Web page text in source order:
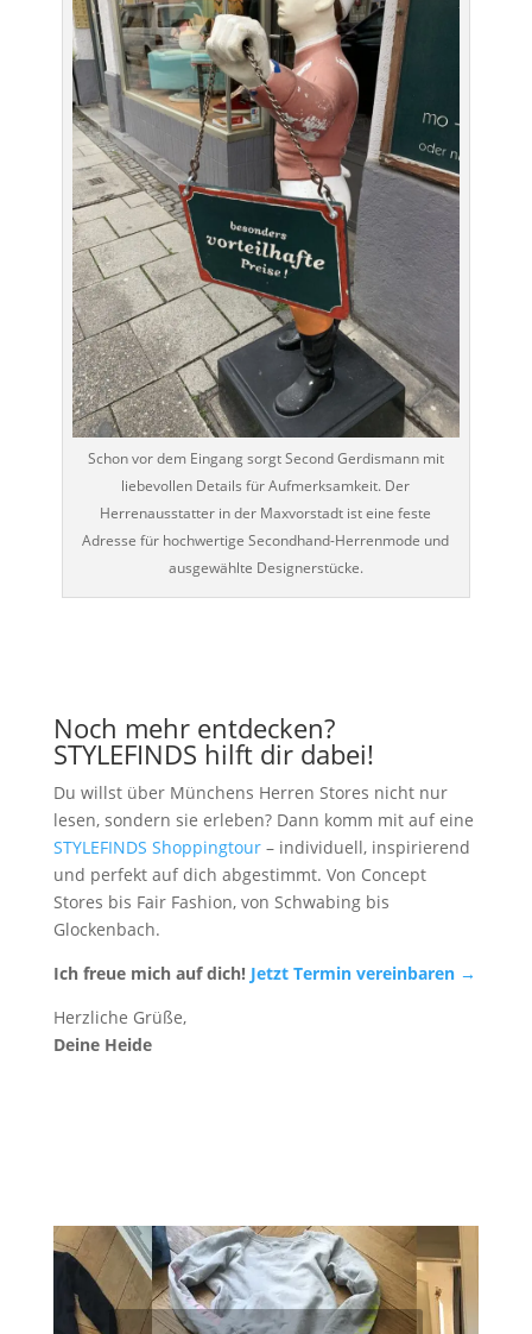
Schon vor dem Eingang sorgt Second Gerdismann mit
liebevollen Details für Aufmerksamkeit. Der
Herrenausstatter in der Maxvorstadt ist eine feste
Adresse für hochwertige Secondhand-Herrenmode und
ausgewählte Designerstücke.
Noch mehr entdecken?
STYLEFINDS hilft dir dabei!
Du willst über Münchens Herren Stores nicht nur
lesen, sondern sie erleben? Dann komm mit auf eine
STYLEFINDS Shoppingtour– individuell, inspirierend
und perfekt auf dich abgestimmt. Von Concept
Stores bis Fair Fashion, von Schwabing bis
Glockenbach.
Ich freue mich auf dich! Jetzt Termin vereinbaren →
Herzliche Grüße,
Deine Heide